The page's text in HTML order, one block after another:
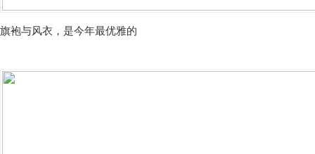
旗袍与风衣，是今年最优雅的